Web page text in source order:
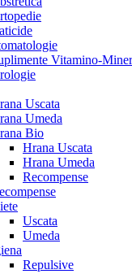
Vitamino-
Uscata
Umeda
Bio
Hrana Uscata
Hrana Umeda
Recompense
Uscata
Umeda
Repulsive